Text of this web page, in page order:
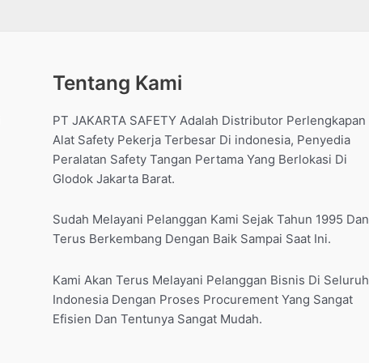
Tentang Kami
PT JAKARTA SAFETY Adalah Distributor Perlengkapan
Alat Safety Pekerja Terbesar Di indonesia, Penyedia
Peralatan Safety Tangan Pertama Yang Berlokasi Di
Glodok Jakarta Barat.
Sudah Melayani Pelanggan Kami Sejak Tahun 1995 Dan
Terus Berkembang Dengan Baik Sampai Saat Ini.
Kami Akan Terus Melayani Pelanggan Bisnis Di Seluruh
Indonesia Dengan Proses Procurement Yang Sangat
Efisien Dan Tentunya Sangat Mudah.